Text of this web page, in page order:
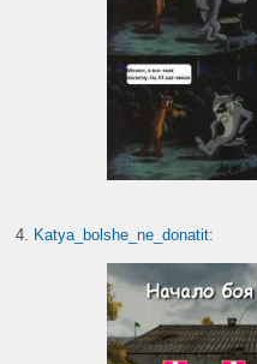
4. Katya_bolshe_ne_donatit: